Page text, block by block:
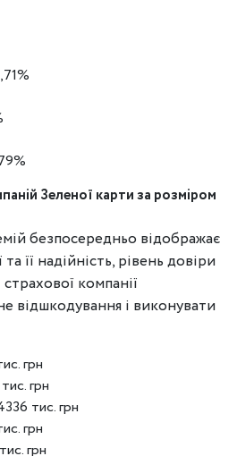
Зеленої карти за розміром
безпосередньо відображає
її надійність, рівень довіри
компанії
відшкодування і виконувати
грн
грн
тис. грн
грн
грн